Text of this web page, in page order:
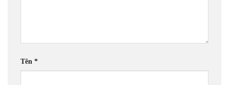
Tên *